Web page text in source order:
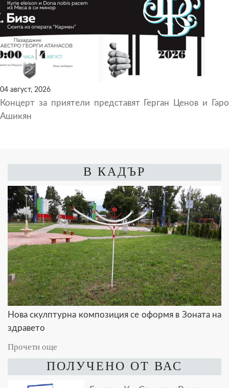
04 август, 2026
Концерт за приятели представят Герган Ценов и Гаро
Ашикян
В КАДЪР
Нова скулптурна композиция се оформя в Зоната на
здравето
Прочети още
ПОЛУЧЕНО ОТ ВАС